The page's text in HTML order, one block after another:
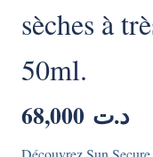
sèches à
50ml.
د.ت